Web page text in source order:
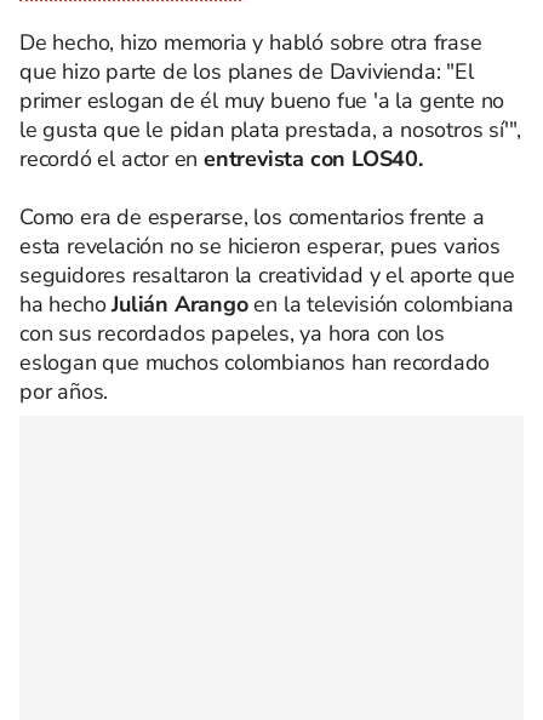
De hecho, hizo memoria y habló sobre otra frase
que hizo parte de los planes de Davivienda: "El
primer eslogan de él muy bueno fue 'a la gente no
le gusta que le pidan plata prestada, a nosotros sí'",
recordó el actor enentrevista con LOS40.
Como era de esperarse, los comentarios frente a
esta revelación no se hicieron esperar, pues varios
seguidores resaltaron la creatividad y el aporte que
ha hechoJulián Arangoen la televisión colombiana
con sus recordados papeles, ya hora con los
eslogan que muchos colombianos han recordado
por años.